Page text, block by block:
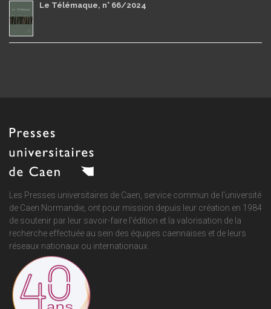
Le Télémaque, n° 66/2024
Les Presses universitaires de Caen, service commun de l'université
de Caen Normandie, ont pour mission depuis leur création en 1984
de soutenir par leur savoir-faire l'édition et la valorisation de la
recherche effectuée au sein des équipes caennaises et de leurs
réseaux nationaux ou internationaux.